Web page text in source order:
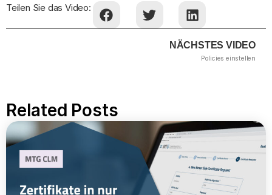
Teilen Sie das Video:
NÄCHSTES VIDEO
Policies einstellen
Related Posts